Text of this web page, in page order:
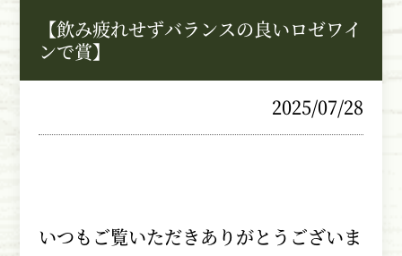
【飲み疲れせずバランスの良いロゼワイ
ンで賞】
2025/07/28
いつもご覧いただきありがとうございま